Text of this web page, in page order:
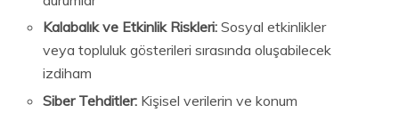
Kalabalık ve Etkinlik Riskleri: Sosyal etkinlikler
veya topluluk gösterileri sırasında oluşabilecek
izdiham
Siber Tehditler: Kişisel verilerin ve konum